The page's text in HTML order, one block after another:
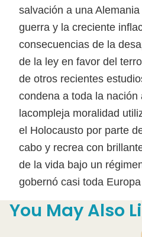
salvación a una
guerra y la creciente
consecuencias de la
de la ley en favor del
de otros recientes
condena a toda la nación
lacompleja moralidad
el Holocausto por parte
cabo y recrea con
de la vida bajo un
gobernó casi toda
You May Also